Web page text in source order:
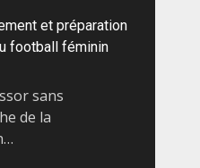
et préparation
football féminin
sans
de la